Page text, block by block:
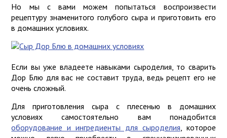
Но мы с вами можем попытаться воспроизвести
рецептуру знаменитого голубого сыра и приготовить его
в домашних условиях.
Если вы уже владеете навыками сыроделия, то сварить
Дор Блю для вас не составит труда, ведь рецепт его не
очень сложный.
Для приготовления сыра с плесенью в домашних
условиях самостоятельно вам понадобится
оборудование и ингредиенты для сыроделия, которое